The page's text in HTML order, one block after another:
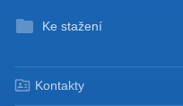
Ke stažení
Kontakty